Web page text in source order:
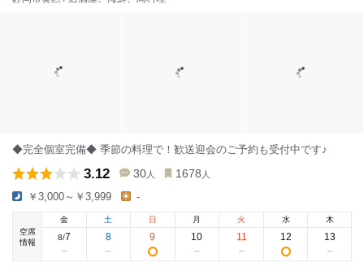
◆完全個室完備◆ 季節の料理で！歓送迎会のご予約も受付中です♪
3.12 30 人 1678 人
￥3,000～￥3,999 -
空席
情報
金
8/7
土
8
日
9
月
10
火
11
水
12
木
13